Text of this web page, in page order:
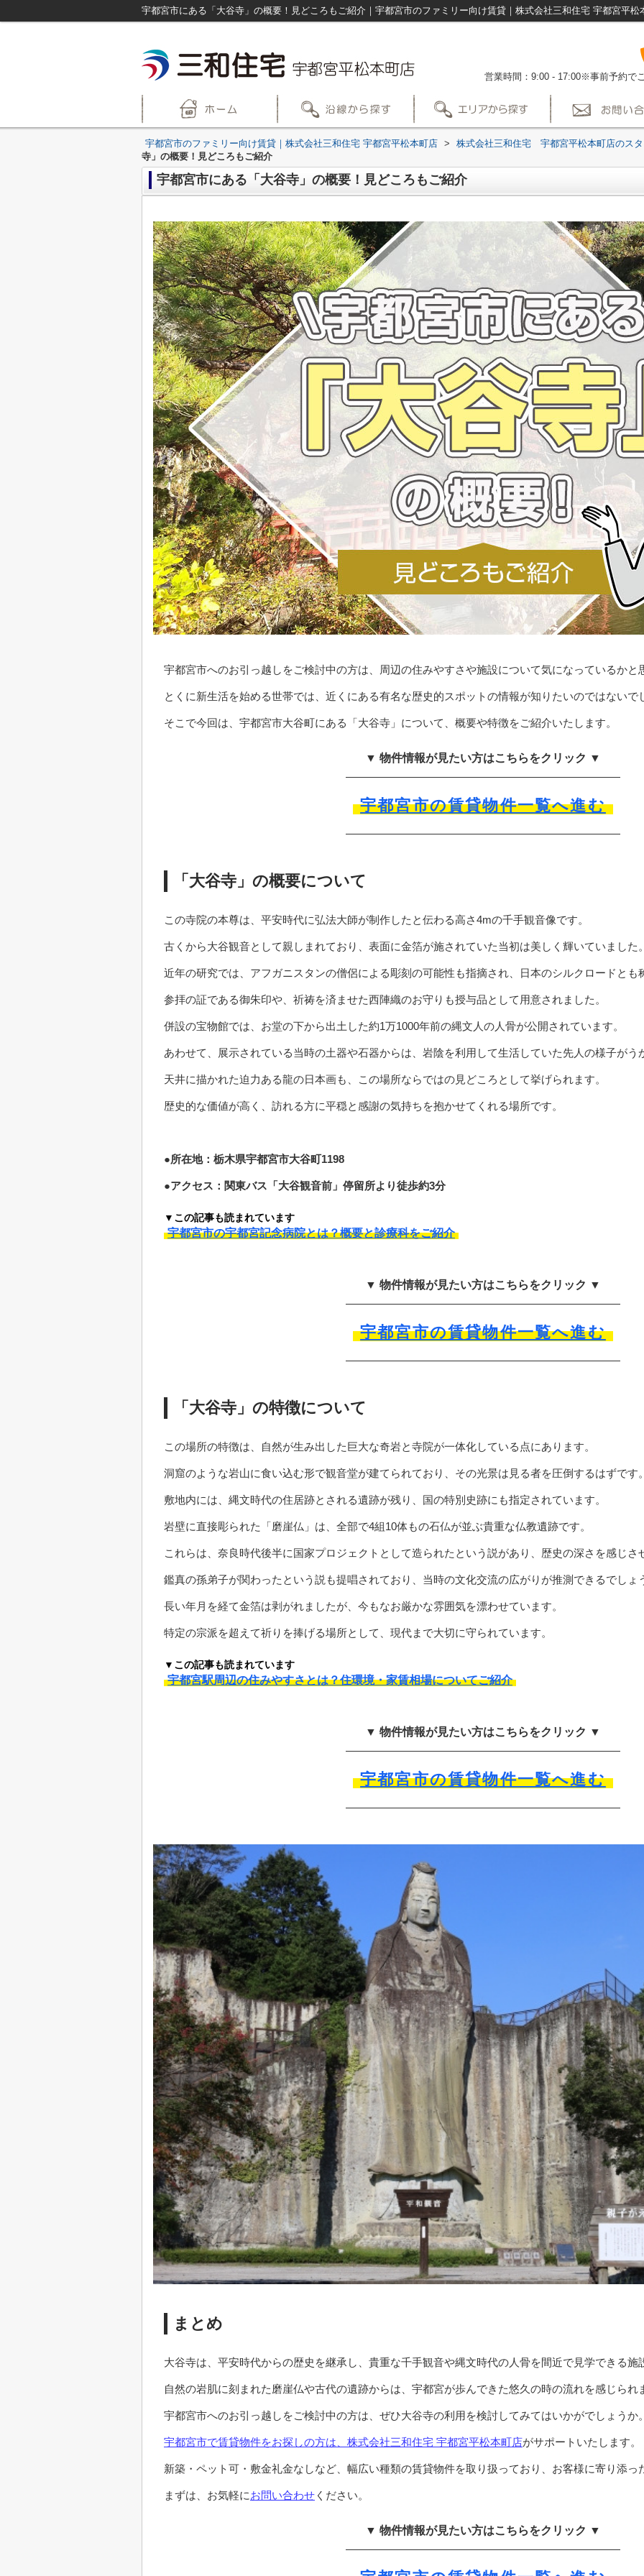
宇都宮市にある「大谷寺」の概要！見どころもご紹介｜宇都宮市のファミリー向け賃貸｜株式会社三和住宅 宇都宮平松
営業時間：9:00 - 17:00※事前予約で
宇都宮市のファミリー向け賃貸｜株式会社三和住宅 宇都宮平松本町店 > 株式会社三和住宅 宇都宮平松本町店のス
寺」の概要！見どころもご紹介
宇都宮市にある「大谷寺」の概要！見どころもご紹介
宇都宮市へのお引っ越しをご検討中の方は、周辺の住みやすさや施設について気になっているかと
とくに新生活を始める世帯では、近くにある有名な歴史的スポットの情報が知りたいのではないで
そこで今回は、宇都宮市大谷町にある「大谷寺」について、概要や特徴をご紹介いたします。
▼ 物件情報が見たい方はこちらをクリック ▼
宇都宮市の賃貸物件一覧へ進む
「大谷寺」の概要について
この寺院の本尊は、平安時代に弘法大師が制作したと伝わる高さ4mの千手観音像です。
古くから大谷観音として親しまれており、表面に金箔が施されていた当初は美しく輝いていました。
近年の研究では、アフガニスタンの僧侶による彫刻の可能性も指摘され、日本のシルクロードとも
参拝の証である御朱印や、祈祷を済ませた西陣織のお守りも授与品として用意されました。
併設の宝物館では、お堂の下から出土した約1万1000年前の縄文人の人骨が公開されています。
あわせて、展示されている当時の土器や石器からは、岩陰を利用して生活していた先人の様子がう
天井に描かれた迫力ある龍の日本画も、この場所ならではの見どころとして挙げられます。
歴史的な価値が高く、訪れる方に平穏と感謝の気持ちを抱かせてくれる場所です。
●所在地：栃木県宇都宮市大谷町1198
●アクセス：関東バス「大谷観音前」停留所より徒歩約3分
▼この記事も読まれています
宇都宮市の宇都宮記念病院とは？概要と診療科をご紹介
▼ 物件情報が見たい方はこちらをクリック ▼
宇都宮市の賃貸物件一覧へ進む
「大谷寺」の特徴について
この場所の特徴は、自然が生み出した巨大な奇岩と寺院が一体化している点にあります。
洞窟のような岩山に食い込む形で観音堂が建てられており、その光景は見る者を圧倒するはずです。
敷地内には、縄文時代の住居跡とされる遺跡が残り、国の特別史跡にも指定されています。
岩壁に直接彫られた「磨崖仏」は、全部で4組10体もの石仏が並ぶ貴重な仏教遺跡です。
これらは、奈良時代後半に国家プロジェクトとして造られたという説があり、歴史の深さを感じさ
鑑真の孫弟子が関わったという説も提唱されており、当時の文化交流の広がりが推測できるでしょ
長い年月を経て金箔は剥がれましたが、今もなお厳かな雰囲気を漂わせています。
特定の宗派を超えて祈りを捧げる場所として、現代まで大切に守られています。
▼この記事も読まれています
宇都宮駅周辺の住みやすさとは？住環境・家賃相場についてご紹介
▼ 物件情報が見たい方はこちらをクリック ▼
宇都宮市の賃貸物件一覧へ進む
まとめ
大谷寺は、平安時代からの歴史を継承し、貴重な千手観音や縄文時代の人骨を間近で見学できる施
自然の岩肌に刻まれた磨崖仏や古代の遺跡からは、宇都宮が歩んできた悠久の時の流れを感じられ
宇都宮市へのお引っ越しをご検討中の方は、ぜひ大谷寺の利用を検討してみてはいかがでしょうか。
宇都宮市で賃貸物件をお探しの方は、株式会社三和住宅 宇都宮平松本町店がサポートいたします。
新築・ペット可・敷金礼金なしなど、幅広い種類の賃貸物件を取り扱っており、お客様に寄り添っ
まずは、お気軽にお問い合わせ ください。
▼ 物件情報が見たい方はこちらをクリック ▼